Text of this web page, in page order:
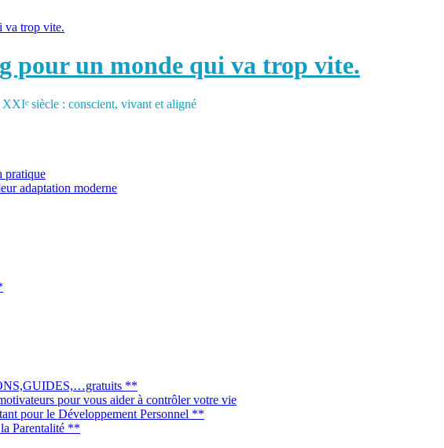
pour un monde qui va trop vite.
siècle : conscient, vivant et aligné
pratique
adaptation moderne
**
pour vous aider à contrôler votre vie
pour le Développement Personnel **
Parentalité **